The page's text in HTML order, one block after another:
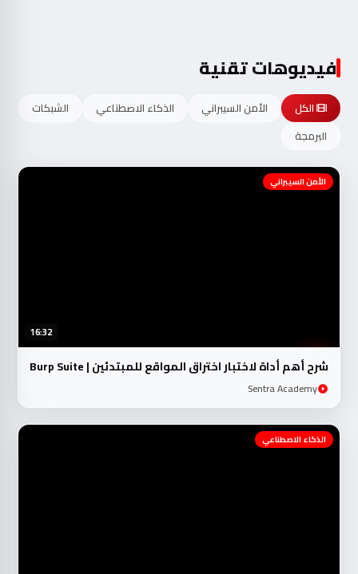
فيديوهات تقنية
الكل الأمن السيبراني الذكاء الاصطناعي
الشبكات
البرمجة
16:32
الأمن السيبراني
شرح أهم أداة لاختبار اختراق المواقع للمبتدئين | Burp Suite
Sentra Academy
الذكاء الاصطناعي